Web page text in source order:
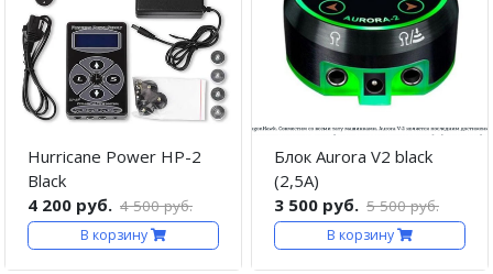
Hurricane Power HP-2
Black
4 200 руб. 4 500 руб.
В корзину
Блок Aurora V2 black
(2,5А)
3 500 руб. 5 500 руб.
В корзину